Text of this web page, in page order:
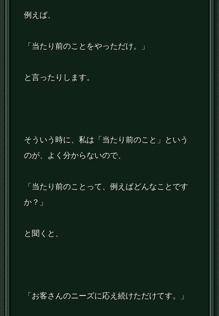
例えば、
「当たり前のことをやっただけ。」
と言ったりします。
そういう時に、私は「当たり前のこと」という
のが、よく分からないので、
「当たり前のことって、例えばどんなことです
か？」
と聞くと、
「お客さんのニーズに応え続けただけてす。」